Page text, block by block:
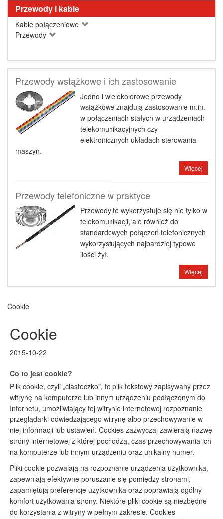
Przewody i kable
Kable połączeniowe
Przewody
Przewody wstążkowe i ich zastosowanie
Jedno i wielokolorowe przewody
wstążkowe znajdują zastosowanie m.in.
w połączeniach stałych w urządzeniach
telekomunikacyjnych czy
elektronicznych układach sterowania
maszyn.
Więcej
Przewody telefoniczne w praktyce
Przewody te wykorzystuje się nie tylko w
telekomunikacji, ale również do
standardowych połączeń telefonicznych
wykorzystujących najbardziej typowe
ilości żył.
Więcej
Cookie
Cookie
2015-10-22
Co to jest cookie?
Plik cookie, czyli „ciasteczko”, to plik tekstowy zapisywany przez
witrynę na komputerze lub innym urządzeniu podłączonym do
Internetu, umożliwiający tej witrynie internetowej rozpoznanie
przeglądarki odwiedzającego witrynę albo przechowywanie w
niej informacji lub ustawień. Cookies zazwyczaj zawierają nazwę
strony internetowej z której pochodzą, czas przechowywania ich
na komputerze lub innym urządzeniu oraz unikalny numer.
Pliki cookie pozwalają na rozpoznanie urządzenia użytkownika,
zapewniają efektywne poruszanie się pomiędzy stronami,
zapamiętują preferencje użytkownika oraz poprawiają ogólny
komfort użytkowania strony. Niektóre pliki cookie są niezbędne
do korzystania z witryny w pełnym zakresie. Cookies